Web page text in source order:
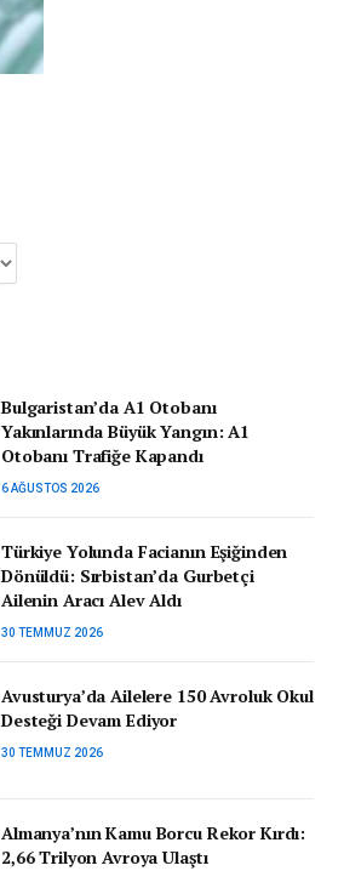
Bulgaristan’da A1 Otobanı
Yakınlarında Büyük Yangın: A1
Otobanı Trafiğe Kapandı
6 AĞUSTOS 2026
Türkiye Yolunda Facianın Eşiğinden
Dönüldü: Sırbistan’da Gurbetçi
Ailenin Aracı Alev Aldı
30 TEMMUZ 2026
Avusturya’da Ailelere 150 Avroluk Okul
Desteği Devam Ediyor
30 TEMMUZ 2026
Almanya’nın Kamu Borcu Rekor Kırdı:
2,66 Trilyon Avroya Ulaştı